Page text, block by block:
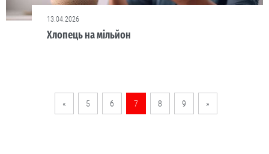
13.04.2026
Хлопець на мільйон
« 5 6 7 8 9 »